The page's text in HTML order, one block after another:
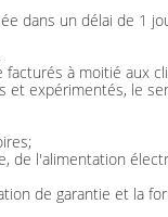
un délai de 1
à moitié aux
expérimentés, le
l'alimentation
de garantie et la